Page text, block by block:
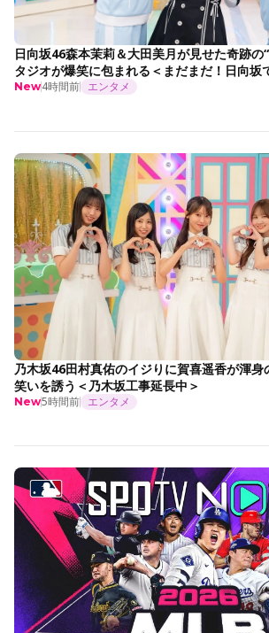
日向坂46森本茉莉＆大田美月が見せた奇跡の
タジオが爆笑に包まれる＜まだまだ！日向坂
New4時間前 エンタメ
乃木坂46田村真佑のイジりに賀喜遥香が渾身
笑いを誘う＜乃木坂工事延長中＞
New5時間前 エンタメ